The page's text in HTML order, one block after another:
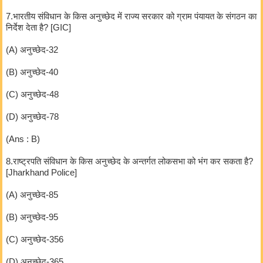
7.भारतीय संविधान के किस अनुच्छेद में राज्य सरकार को ग्राम पंयायत के संगठन का
निर्देश देता है? [GIC]
(A) अनुच्छेद-32
(B) अनुच्छेद-40
(C) अनुच्छेद-48
(D) अनुच्छेद-78
(Ans : B)
8.राष्ट्रपति संविधान के किस अनुच्छेद के अन्तर्गत लोकसभा को भंग कर सकता है?
[Jharkhand Police]
(A) अनुच्छेद-85
(B) अनुच्छेद-95
(C) अनुच्छेद-356